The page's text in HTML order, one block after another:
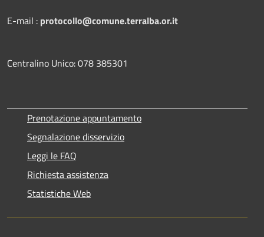
E-mail : protocollo@comune.terralba.or.it
Centralino Unico: 078 385301
Prenotazione appuntamento
Segnalazione disservizio
Leggi le FAQ
Richiesta assistenza
Statistiche Web